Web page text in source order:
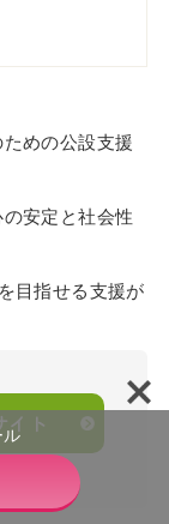
めの公設支援
安定と社会性
目指せる支援が
ト